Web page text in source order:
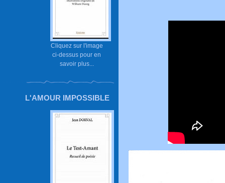
Cliquez sur l'image
ci-dessus pour en
savoir plus...
L'AMOUR IMPOSSIBLE